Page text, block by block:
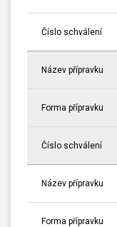
Číslo schválení
Název přípravku
Forma přípravku
Číslo schválení
Název přípravku
Forma přípravku